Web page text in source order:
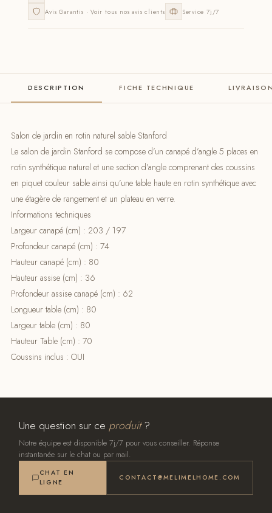
Avis Garantis · Voir tous nos avis clients
Service 7j/7
DESCRIPTION FICHE TECHNIQUE
Salon de jardin en rotin naturel sable Stanford
Le salon de jardin Stanford se compose d’un canapé d’angle 5 places en
rotin synthétique naturel et une section d’angle comprenant des coussins
en piquet couleur sable ainsi qu’une table haute en rotin synthétique avec
une étagère de rangement et un plateau en verre.
Informations techniques
Largeur canapé (cm) : 203 / 197
Profondeur canapé (cm) : 74
Hauteur canapé (cm) : 80
Hauteur assise (cm) : 36
Profondeur assise canapé (cm) : 62
Longueur table (cm) : 80
Largeur table (cm) : 80
Hauteur Table (cm) : 70
Coussins inclus : OUI
Une question sur ce produit?
Notre équipe est disponible 7j/7 pour vous conseiller. Réponse
instantanée sur le chat ou par mail.
CHAT EN
LIGNE
CONTACT@MELIMELHOME.COM